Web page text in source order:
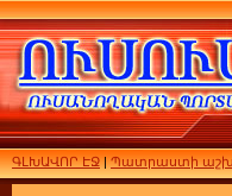
ԳԼԽԱՎՈՐ ԷՋ|Պատրաստի